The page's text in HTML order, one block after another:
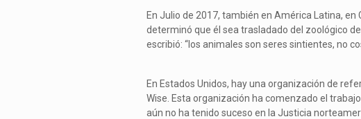
En Julio de 2017, también en América Latina,
determinó que él sea trasladado del zoológico
escribió: “los animales son seres sintientes, no
En Estados Unidos, hay una organización de
Wise. Esta organización ha comenzado el
aún no ha tenido suceso en la Justicia